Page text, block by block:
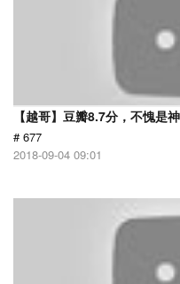
【越哥】豆瓣8.7分，不愧是
# 677
2018-09-04 09:01